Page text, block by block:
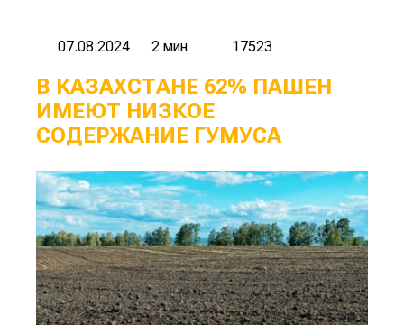
07.08.2024 2 мин 17523
В КАЗАХСТАНЕ 62% ПАШЕН
ИМЕЮТ НИЗКОЕ
СОДЕРЖАНИЕ ГУМУСА